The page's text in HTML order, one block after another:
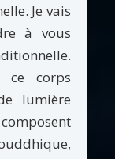
Je vais
à vous
ce corps
lumière